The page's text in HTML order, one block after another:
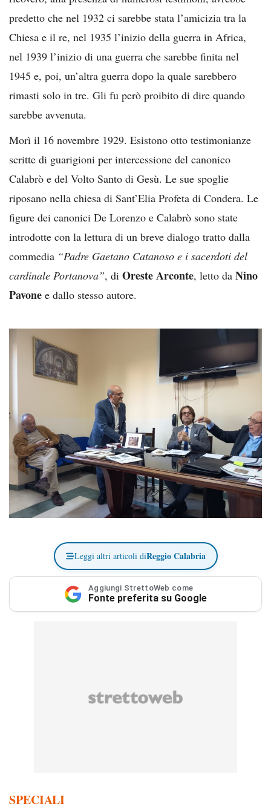
predetto che nel 1932 ci sarebbe stata l’amicizia tra la
Chiesa e il re, nel 1935 l’inizio della guerra in Africa,
nel 1939 l’inizio di una guerra che sarebbe finita nel
1945 e, poi, un’altra guerra dopo la quale sarebbero
rimasti solo in tre. Gli fu però proibito di dire quando
sarebbe avvenuta.
Morì il 16 novembre 1929. Esistono otto testimonianze
scritte di guarigioni per intercessione del canonico
Calabrò e del Volto Santo di Gesù. Le sue spoglie
riposano nella chiesa di Sant’Elia Profeta di Condera. Le
figure dei canonici De Lorenzo e Calabrò sono state
introdotte con la lettura di un breve dialogo tratto dalla
commedia “Padre Gaetano Catanoso e i sacerdoti del
cardinale Portanova”, di Oreste Arconte, letto da Nino
Pavone e dallo stesso autore.
Leggi altri articoli diReggio Calabria
Aggiungi StrettoWeb come
Fonte preferita su Google
SPECIALI